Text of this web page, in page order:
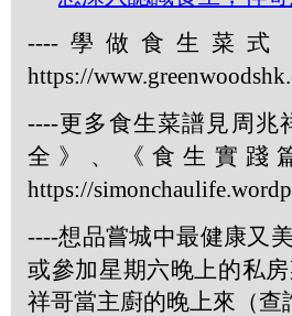
---- 學做食生菜式
https://
----更多食生菜譜見周兆
全》、《食生實踐
https://
----想品嘗城中最健康又
或參加星期六晚上的私
祥哥當主廚的晚上來（查